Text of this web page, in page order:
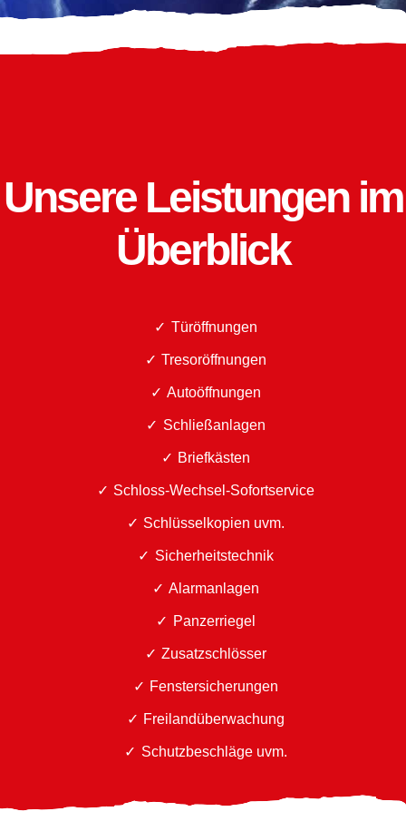
Unsere Leistungen im
Überblick
Türöffnungen
Tresoröffnungen
Autoöffnungen
Schließanlagen
Briefkästen
Schloss-Wechsel-Sofortservice
Schlüsselkopien uvm.
Sicherheitstechnik
Alarmanlagen
Panzerriegel
Zusatzschlösser
Fenstersicherungen
Freilandüberwachung
Schutzbeschläge uvm.